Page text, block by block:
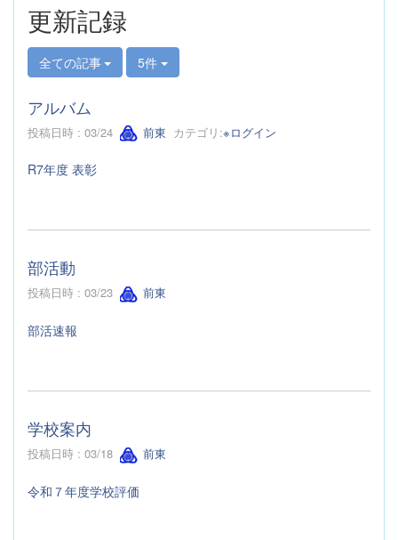
更新記録
全ての記事 5件
アルバム
投稿日時 : 03/24 前東 カテゴリ:※ログイン
R7年度 表彰
部活動
投稿日時 : 03/23 前東
部活速報
学校案内
投稿日時 : 03/18 前東
令和７年度学校評価